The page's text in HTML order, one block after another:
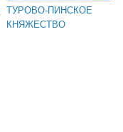
ТУРОВО-ПИНСКОЕ
КНЯЖЕСТВО